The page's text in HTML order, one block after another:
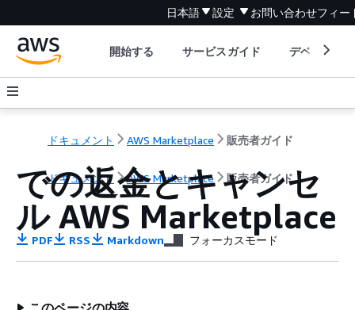
日本語 設定 お問い合わせフィー
開始する サービスガイド デベロッパ
ドキュメント AWS Marketplace 販売者ガイド
ドキュメント AWS Marketplace 販売者ガイド
での返金とキャンセ
ル AWS Marketplace
PDF RSS Markdown フォーカスモード